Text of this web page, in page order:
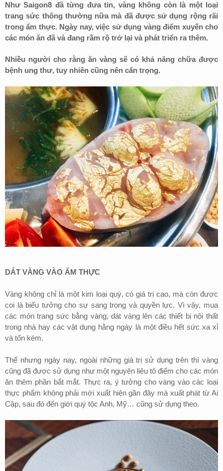
Như Saigon8 đã từng đưa tin, vàng không còn là một loại
trang sức thông thường nữa mà đã được sử dụng rộng rãi
trong ẩm thực. Ngày nay, việc sử dụng vàng điểm xuyến cho
các món ăn đã và đang rầm rộ trở lại và phát triển ra thêm.
Nhiều người cho rằng ăn vàng sẽ có khả năng chữa được
bệnh ung thư, tuy nhiên cũng nên cẩn trọng.
DÁT VÀNG VÀO ẨM THỰC
Vàng không chỉ là một kim loại quý, có giá trị cao, mà còn được
coi là biểu tưởng cho sự sang trọng và quyền lực. Vì vậy, mua
các món trang sức bằng vàng, dát vàng lên các thiết bị nội thất
trong nhà hay các vật dụng hằng ngày là một điều hết sức xa xỉ
và tốn kém.
Thế nhưng ngày nay, ngoài những giá trị sử dụng trên thì vàng
cũng đã được sử dụng như một nguyên liệu tô điểm cho các món
ăn thêm phần bắt mắt. Thực ra, ý tưởng cho vàng vào các loại
thực phẩm không phải mới xuất hiện gần đây mà xuất phát từ Ai
Cập, sau đó đến giới quý tộc Anh, Mỹ… cũng sử dụng theo.